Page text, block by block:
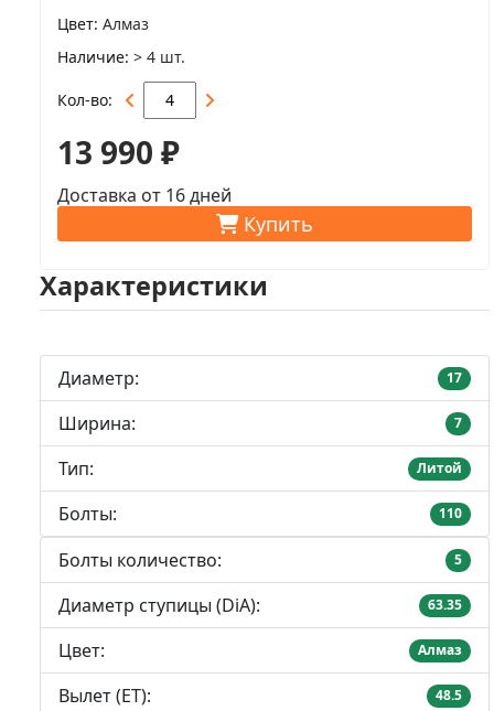
Цвет Алмаз
Наличие > 4 шт.
Кол-во
13 990 ₽
Доставка от 16 дней
Купить
Характеристики
Диаметр: 17
Ширина: 7
Тип: Литой
Болты: 110
Болты количество: 5
Диаметр ступицы (DiA): 63.35
Цвет: Алмаз
Вылет (ET): 48.5